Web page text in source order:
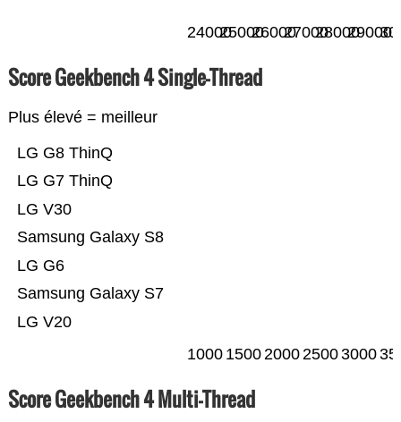
240002500026000270002800029000
Score Geekbench 4 Single-Thread
Plus élevé = meilleur
LG V20
Samsung Galaxy S7
LG G6
Samsung Galaxy S8
LG V30
LG G7 ThinQ
LG G8 ThinQ
1000 1500200025003000
Score Geekbench 4 Multi-Thread